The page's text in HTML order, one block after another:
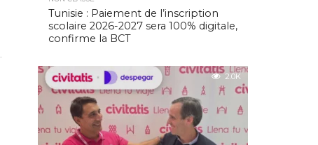
Tunisie : Paiement de l’inscription
scolaire 2026-2027 sera 100% digitale,
confirme la BCT
2.0K